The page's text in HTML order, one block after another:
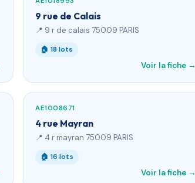
9 rue de Calais
📍 9 r de calais 75009 PARIS
🏠 18 lots
Voir la fiche →
AE1008671
4 rue Mayran
📍 4 r mayran 75009 PARIS
🏠 16 lots
Voir la fiche →